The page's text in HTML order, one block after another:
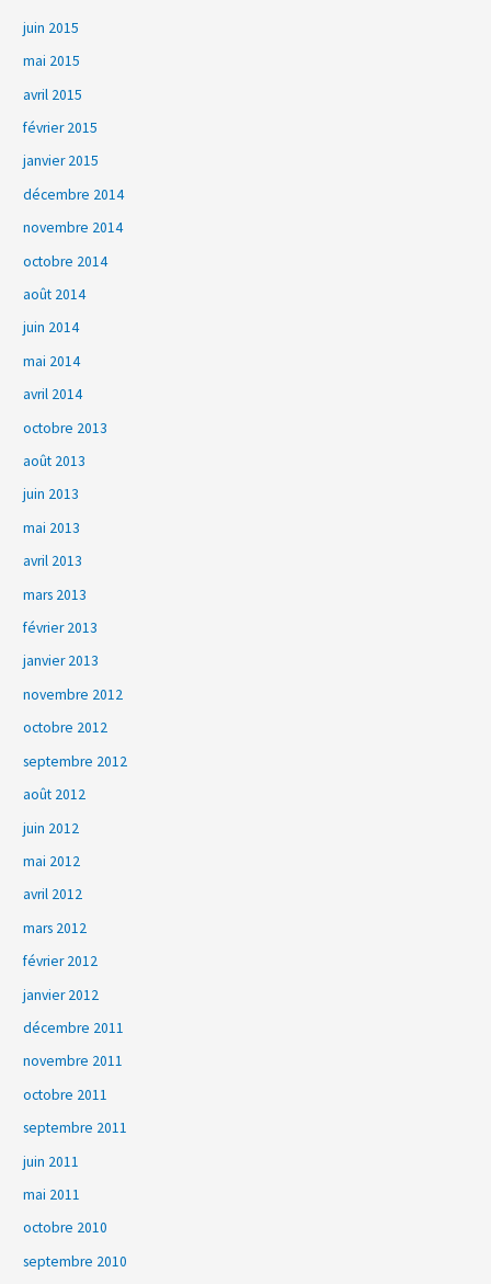
juin 2015
mai 2015
avril 2015
février 2015
janvier 2015
décembre 2014
novembre 2014
octobre 2014
août 2014
juin 2014
mai 2014
avril 2014
octobre 2013
août 2013
juin 2013
mai 2013
avril 2013
mars 2013
février 2013
janvier 2013
novembre 2012
octobre 2012
septembre 2012
août 2012
juin 2012
mai 2012
avril 2012
mars 2012
février 2012
janvier 2012
décembre 2011
novembre 2011
octobre 2011
septembre 2011
juin 2011
mai 2011
octobre 2010
septembre 2010